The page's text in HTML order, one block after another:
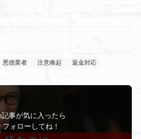
悪徳業者 注意喚起 返金対応
記事が気に入ったら
フォローしてね！